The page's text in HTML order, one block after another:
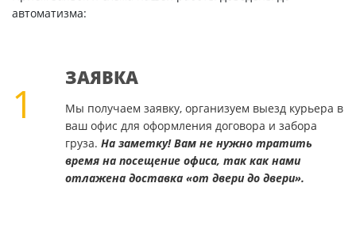
автоматизма:
1
ЗАЯВКА
Мы получаем заявку, организуем выезд курьера в
ваш офис для оформления договора и забора
груза. На заметку! Вам не нужно тратить
время на посещение офиса, так как нами
отлажена доставка «от двери до двери».